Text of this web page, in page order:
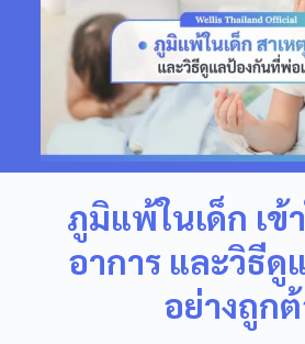
ภูมิแพ้ในเด็ก เข้
อาการ และวิธี
อย่างถูก